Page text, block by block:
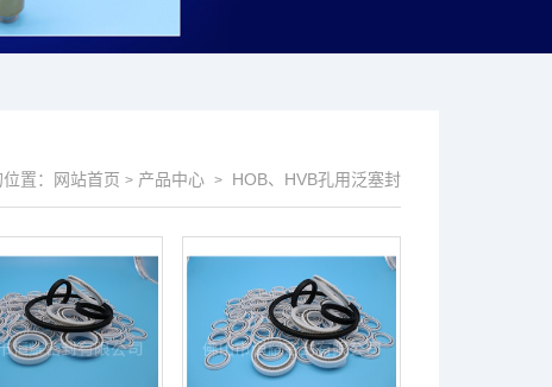
置： 网站首页 > 产品中心 > HOB、HVB孔用泛塞封